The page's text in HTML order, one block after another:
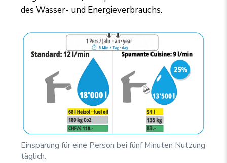
des Wasser- und Energieverbrauchs.
Einsparung für eine Person bei fünf Minuten Nutzung
täglich.